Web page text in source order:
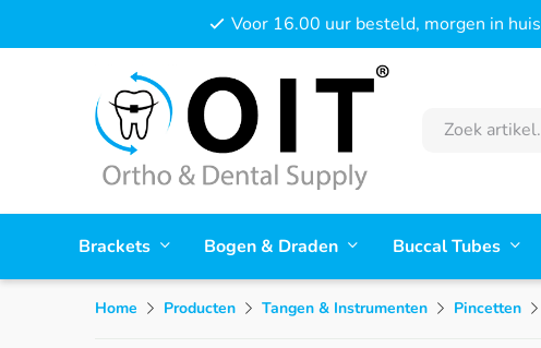
Voor 16.00 uur besteld, morgen in huis
Brackets Bogen & Draden Buccal Tubes
Home Producten Tangen & Instrumenten Pincetten